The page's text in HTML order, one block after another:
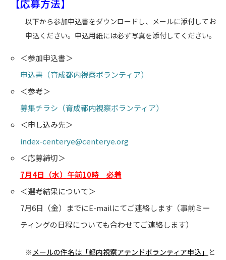
【応募方法】
以下から参加申込書をダウンロードし、メールに添付してお
申込ください。申込用紙には必ず写真を添付してください。
＜参加申込書＞
申込書（育成都内視察ボランティア）
＜参考＞
募集チラシ（育成都内視察ボランティア）
＜申し込み先＞
index-centerye@centerye.org
＜応募締切＞
7月4日（水） 午前10時 必着
＜選考結果について＞
7月6日（金）までにE-mailにてご連絡します（事前ミー
ティングの日程についても合わせてご連絡します）
※ メールの件名は「都内視察アテンドボランティア申込」 と